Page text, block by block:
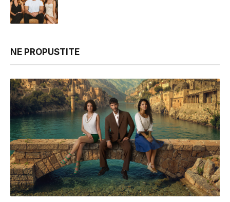
NE PROPUSTITE